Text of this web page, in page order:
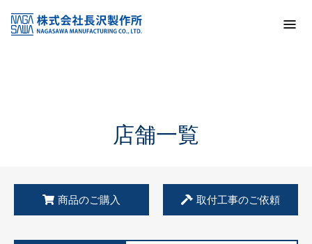
KSS加盟店・取扱店情報
店舗一覧
店舗一覧
商品のご購入 取付工事のご依頼